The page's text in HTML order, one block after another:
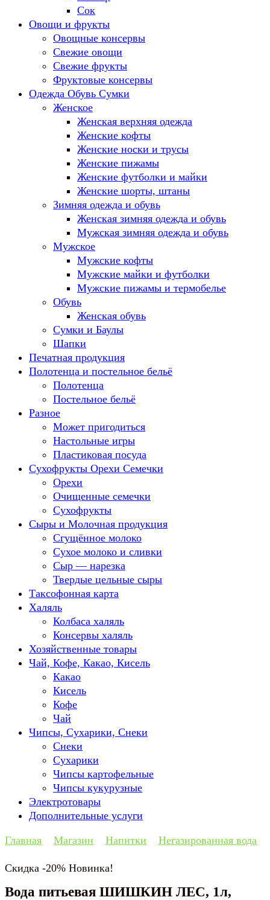
Сок
Овощи и фрукты
Овощные консервы
Свежие овощи
Свежие фрукты
Фруктовые консервы
Одежда Обувь Сумки
Женское
Женская верхняя одежда
Женские кофты
Женские носки и трусы
Женские пижамы
Женские футболки и майки
Женские шорты, штаны
Зимняя одежда и обувь
Женская зимняя одежда и обувь
Мужская зимняя одежда и обувь
Мужское
Мужские кофты
Мужские майки и футболки
Мужские пижамы и термобелье
Обувь
Женская обувь
Сумки и Баулы
Шапки
Печатная продукция
Полотенца и постельное бельё
Полотенца
Постельное бельё
Разное
Может пригодиться
Настольные игры
Пластиковая посуда
Сухофрукты Орехи Семечки
Орехи
Очищенные семечки
Сухофрукты
Сыры и Молочная продукция
Сгущённое молоко
Сухое молоко и сливки
Сыр — нарезка
Твердые цельные сыры
Таксофонная карта
Халяль
Колбаса халяль
Консервы халяль
Хозяйственные товары
Чай, Кофе, Какао, Кисель
Какао
Кисель
Кофе
Чай
Чипсы, Сухарики, Снеки
Снеки
Сухарики
Чипсы картофельные
Чипсы кукурузные
Электротовары
Дополнительные услуги
Главная Магазин Напитки Негазированная вода
Скидка -20% Новинка!
Вода питьевая ШИШКИН ЛЕС, 1л,